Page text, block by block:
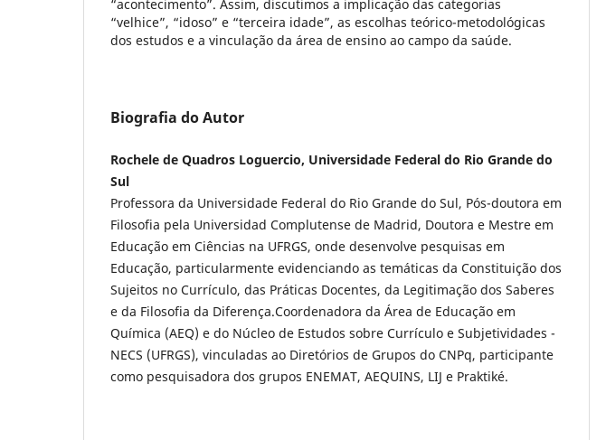
“acontecimento”. Assim, discutimos a implicação das categorias
“velhice”, “idoso” e “terceira idade”, as escolhas teórico-metodológicas
dos estudos e a vinculação da área de ensino ao campo da saúde.
Biografia do Autor
Rochele de Quadros Loguercio, Universidade Federal do Rio Grande do
Sul
Professora da Universidade Federal do Rio Grande do Sul, Pós-doutora em
Filosofia pela Universidad Complutense de Madrid, Doutora e Mestre em
Educação em Ciências na UFRGS, onde desenvolve pesquisas em
Educação, particularmente evidenciando as temáticas da Constituição dos
Sujeitos no Currículo, das Práticas Docentes, da Legitimação dos Saberes
e da Filosofia da Diferença.Coordenadora da Área de Educação em
Química (AEQ) e do Núcleo de Estudos sobre Currículo e Subjetividades -
NECS (UFRGS), vinculadas ao Diretórios de Grupos do CNPq, participante
como pesquisadora dos grupos ENEMAT, AEQUINS, LIJ e Praktiké.